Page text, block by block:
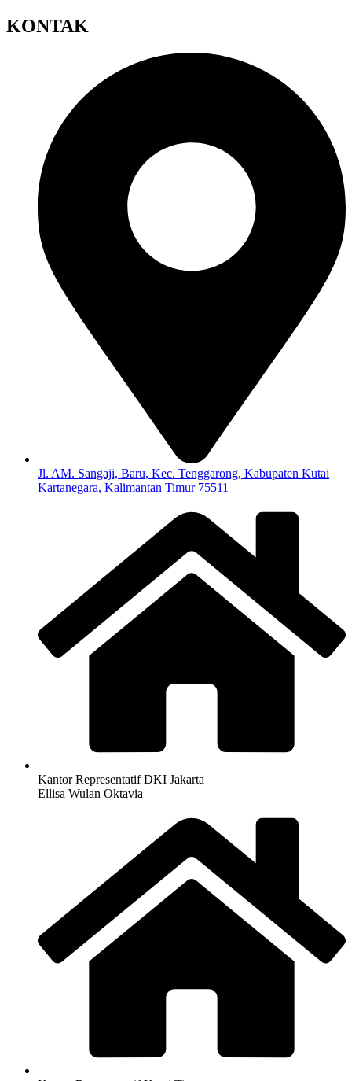
KONTAK
Jl. AM. Sangaji, Baru, Kec. Tenggarong, Kabupaten Kutai
Kartanegara, Kalimantan Timur 75511
Kantor Representatif DKI Jakarta
Ellisa Wulan Oktavia